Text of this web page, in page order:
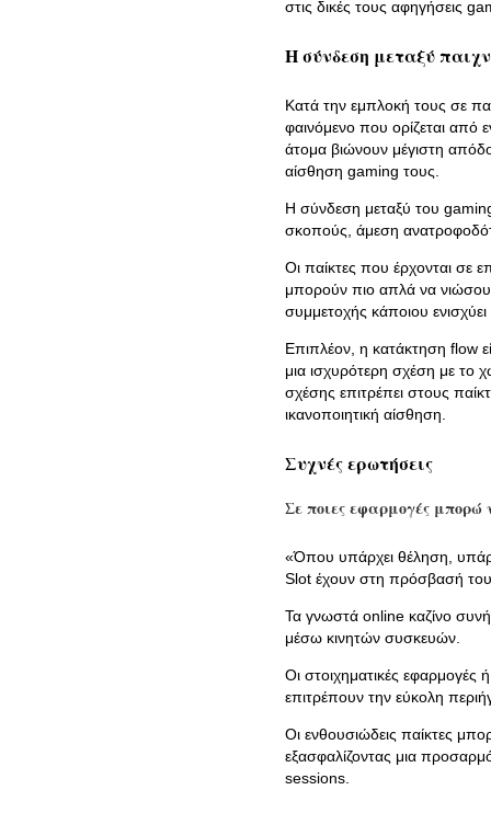
στις δικές τους αφηγήσεις
Η σύνδεση μεταξύ
Κατά την εμπλοκή τους σε
φαινόμενο που ορίζεται από
άτομα βιώνουν μέγιστη
αίσθηση gaming τους.
Η σύνδεση μεταξύ του
σκοπούς, άμεση
Οι παίκτες που έρχονται σε
μπορούν πιο απλά να
συμμετοχής κάποιου
Επιπλέον, η κατάκτηση flow
μια ισχυρότερη σχέση με το
σχέσης επιτρέπει στους
ικανοποιητική αίσθηση.
Συχνές ερωτήσεις
Σε ποιες εφαρμογές μπορώ
«Όπου υπάρχει θέληση,
Slot έχουν στη πρόσβασή
Τα γνωστά online καζίνο
μέσω κινητών συσκευών.
Οι στοιχηματικές εφαρμογές
επιτρέπουν την εύκολη
Οι ενθουσιώδεις παίκτες
εξασφαλίζοντας μια
sessions.